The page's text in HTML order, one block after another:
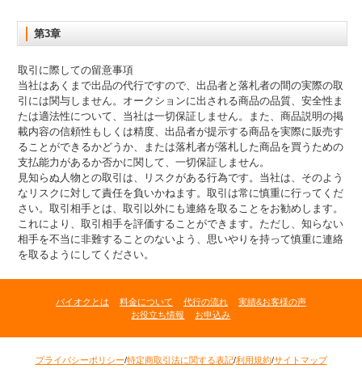
第3章
取引に際しての留意事項
当社はあくまで出品の代行ですので、出品者と落札者の間の実際の取
引には関与しません。オークションに出される商品の品質、安全性ま
たは適法性について、当社は一切保証しません。また、商品説明の掲
載内容の信頼性もしくは精度、出品者が提示する商品を実際に販売す
ることができるかどうか、または落札者が落札した商品を買うための
支払能力があるか否かに関して、一切保証しません。
見知らぬ人物との取引は、リスクがある行為です。当社は、そのよう
なリスクに対して責任を負いかねます。取引は常に慎重に行ってくだ
さい。取引相手とは、取引以外にも連絡を取ることをお勧めします。
これにより、取引相手を評価することができます。ただし、知らない
相手を不当に非難することのないよう、思いやりを持って慎重に連絡
を取るようにしてください。
バイオクとは 料金について 代行の流れ
実績&お客様の声
お役立ち情報
お申込み
プライバシーポリシー/特定商取引法に関する表記/利用規約/サイトマップ